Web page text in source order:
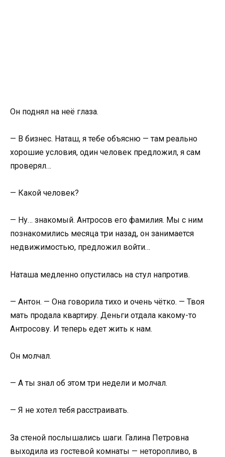
Он поднял на неё глаза.
— В бизнес. Наташ, я тебе объясню — там реально
хорошие условия, один человек предложил, я сам
проверял…
— Какой человек?
— Ну… знакомый. Антросов его фамилия. Мы с ним
познакомились месяца три назад, он занимается
недвижимостью, предложил войти…
Наташа медленно опустилась на стул напротив.
— Антон. — Она говорила тихо и очень чётко. — Твоя
мать продала квартиру. Деньги отдала какому-то
Антросову. И теперь едет жить к нам.
Он молчал.
— А ты знал об этом три недели и молчал.
— Я не хотел тебя расстраивать.
За стеной послышались шаги. Галина Петровна
выходила из гостевой комнаты — неторопливо, в